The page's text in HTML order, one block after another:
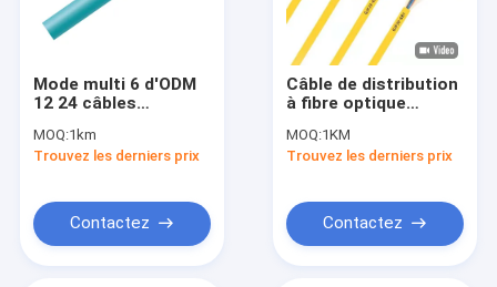
Mode multi 6 d'ODM
12 24 câbles
de fibre du noyau
GJFJV
MOQ:1km
Trouvez les derniers prix
Contactez
Câble de distribution
à fibre optique
monomode à fibres
multiples, tampon
MOQ:1KM
Trouvez les derniers prix
Contactez